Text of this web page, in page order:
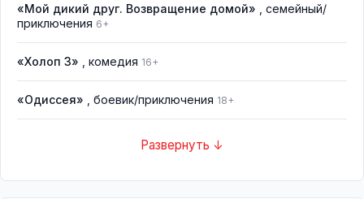
«Мой дикий друг. Возвращение домой»
, семейный/
приключения 6+
«Холоп 3» , комедия 16+
«Одиссея» , боевик/приключения 18+
Развернуть ↓